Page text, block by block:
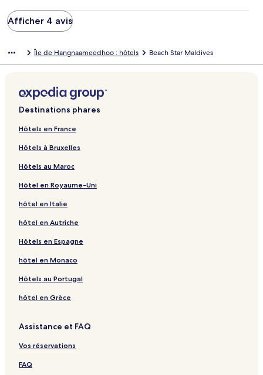
Sauberkeit eher gemischt. Auf einer Touristeninsel schlicht nicht
denkbar., .. .
Afficher 4 avis
Île de Hangnaameedhoo : hôtels Beach Star Maldives
Destinations phares
Hôtels en France
Hôtels à Bruxelles
Hôtels au Maroc
Hôtel en Royaume-Uni
hôtel en Italie
hôtel en Autriche
Hôtels en Espagne
hôtel en Monaco
Hôtels au Portugal
hôtel en Grèce
Assistance et FAQ
Vos réservations
FAQ